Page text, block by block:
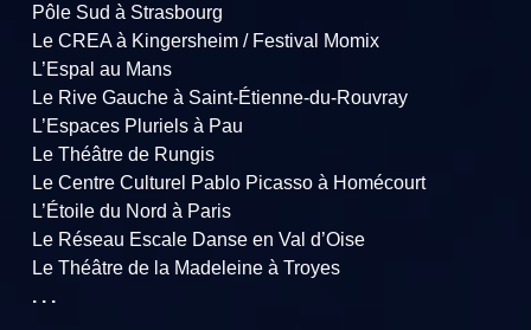
Pôle Sud à Strasbourg
Le CREA à Kingersheim / Festival Momix
L’Espal au Mans
Le Rive Gauche à Saint-Étienne-du-Rouvray
L’Espaces Pluriels à Pau
Le Théâtre de Rungis
Le Centre Culturel Pablo Picasso à Homécourt
L’Étoile du Nord à Paris
Le Réseau Escale Danse en Val d’Oise
Le Théâtre de la Madeleine à Troyes
. . .